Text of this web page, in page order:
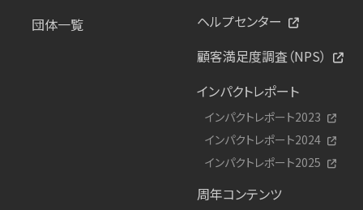
団体一覧
ヘルプセンター
顧客満足度調査（NPS）
インパクトレポート
インパクトレポート2023
インパクトレポート2024
インパクトレポート2025
周年コンテンツ